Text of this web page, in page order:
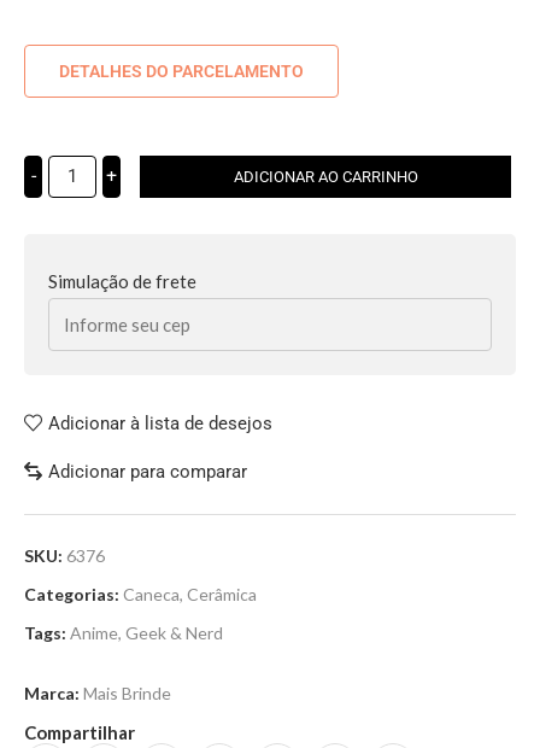
DETALHES DO PARCELAMENTO
- + ADICIONAR AO CARRINHO
Simulação de frete
Adicionar à lista de desejos
Adicionar para comparar
SKU: 6376
Categorias: Caneca, Cerâmica
Tags: Anime, Geek & Nerd
Marca: Mais Brinde
Compartilhar